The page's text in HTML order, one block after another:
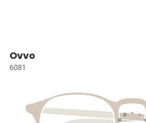
Ovvo
6081